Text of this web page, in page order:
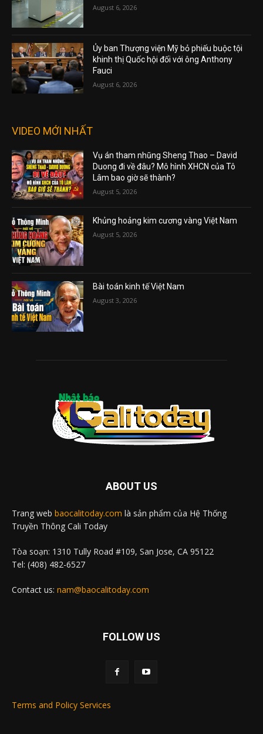
August 6, 2026
Ủy ban Thượng viện Mỹ bỏ phiếu buộc tội
khinh thị Quốc hội đối với ông Anthony
Fauci
August 6, 2026
VIDEO MỚI NHẤT
Vụ án tham nhũng Sheng Thao – David
Duong đi về đâu? Mô hình XHCN của Tô
Lâm bao giờ sẽ thành?
August 5, 2026
Khủng hoảng kim cương vàng Việt Nam
August 5, 2026
Bài toán kinh tế Việt Nam
August 3, 2026
ABOUT US
Trang web baocalitoday.com là sản phẩm của Hệ Thống
Truyền Thông Cali Today
Tòa soạn: 1310 Tully Road #109, San Jose, CA 95122
Tel: (408) 482-6527
Contact us: nam@baocalitoday.com
FOLLOW US
Terms and Policy Services